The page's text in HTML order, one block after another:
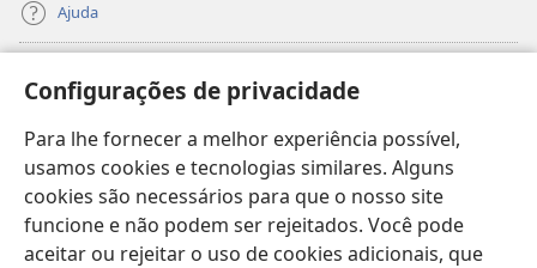
Configurações de privacidade
Para lhe fornecer a melhor experiência possível,
usamos cookies e tecnologias similares. Alguns
cookies são necessários para que o nosso site
funcione e não podem ser rejeitados. Você pode
aceitar ou rejeitar o uso de cookies adicionais, que
Ajuda
(abre
nova
janela)
Biblioteca On-line da Torre de Vigia™
(abre
nova
janela)JW Hub
(abre
nova
janela)JW Library